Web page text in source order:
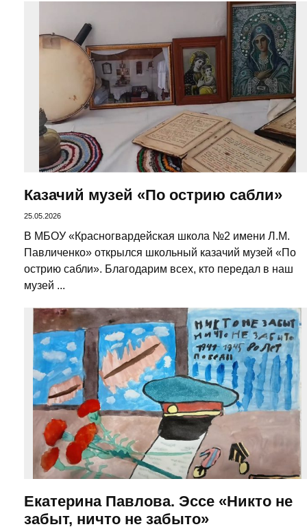
Казачий музей «По острию сабли»
25.05.2026
В МБОУ «Красногвардейская школа №2 имени Л.М.
Павличенко» открылся школьный казачий музей «По
острию сабли». Благодарим всех, кто передал в наш
музей ...
Екатерина Павлова. Эссе «Никто не
забыт, ничто не забыто»